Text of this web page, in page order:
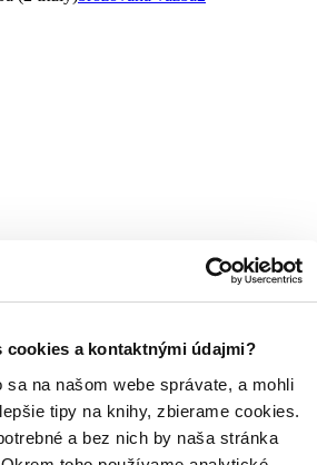
cookies a kontaktnými údajmi?
sa na našom webe správate, a mohli
tipy na knihy, zbierame cookies.
a bez nich by naša stránka